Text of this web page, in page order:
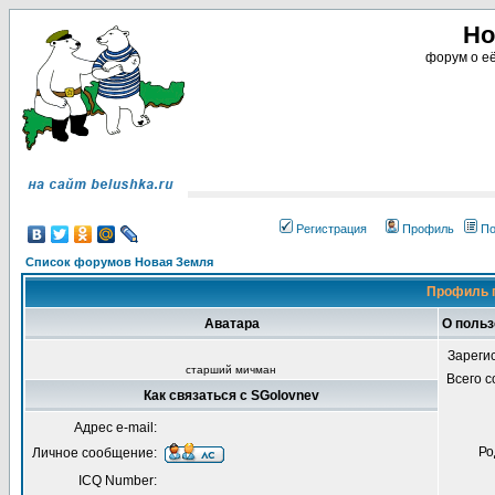
форум о
Регистрация Профиль
Список форумов Новая Земля
Профиль
Аватара О
старший мичман
Всего
Как связаться с SGolovnev
Адрес e-mail:
Личное сообщение:
ICQ Number: